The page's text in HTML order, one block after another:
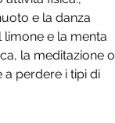
e la danza
e la menta
la meditazione o
a perdere i tipi di